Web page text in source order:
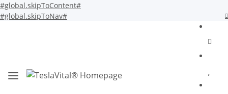
#global.skipToContent#
#global.skipToNav#